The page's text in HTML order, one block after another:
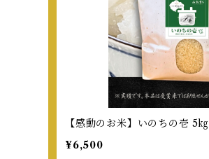
【感動のお米】いのちの壱 5
¥6,500